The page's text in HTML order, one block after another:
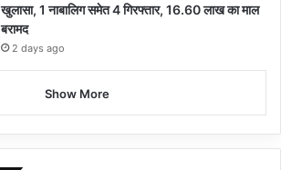
खुलासा, 1 नाबालिग समेत 4 गिरफ्तार, 16.60 लाख का माल
बरामद
2 days ago
Show More